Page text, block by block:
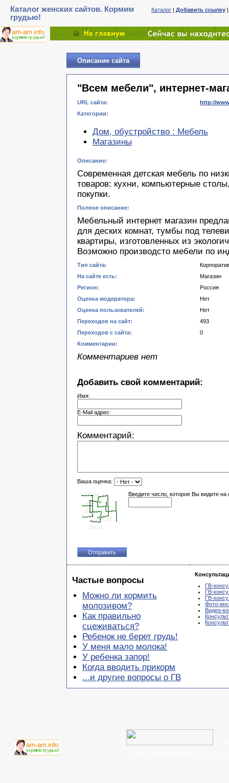
Каталог женских сайтов. Кормим
грудью!
Каталог | Добавить ссылку
Описание сайта
"Всем мебели", интернет-
URL сайта:
http://
Категории:
Дом, обустройство : Мебель
Магазины
Описание:
Современная детская мебель по
товаров: кухни, компьютерные
покупки.
Полное описание:
Мебельный интернет магазин
для деских комнат, тумбы под
квартиры, изготовленных из
Возможно производсто мебели по
Тип сайта:
На сайте есть:
Магазин
Регион:
Россия
Оценка модератора:
Нет
Оценка пользователей:
Нет
Переходов на сайт:
493
Переходов с сайта:
0
Комментарии:
Комментариев нет
Добавить свой комментарий:
Имя:
E-Mail адрес:
Комментарий:
Ваша оценка:
Введите число, которое Вы видите на
Частые вопросы
Можно ли кормить
молозивом?
Как правильно
сцеживаться?
Ребенок не берет грудь!
У меня мало молока!
У ребенка запор!
Когда вводить прикорм
...и другие вопросы о ГВ
ГВ-
ГВ-
ГВ-
Фото-
Видео-